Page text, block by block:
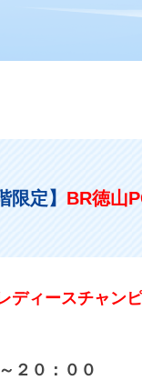
定】 BR徳山
ディースチャン
２０：００